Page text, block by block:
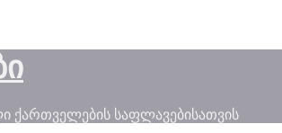
ქართველების საფლავებისათვის